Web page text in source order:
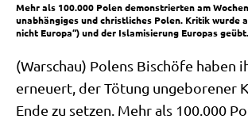
Mehr als 100.000 Polen demonstrierten am
unabhängiges und christliches Polen. Kritik wurde
nicht Europa“) und der Islamisierung Europas geübt.
(War­schau) Polens Bischö­fe haben
erneu­ert, der Tötung unge­bo­re­ner
Ende zu set­zen. Mehr als 100.000